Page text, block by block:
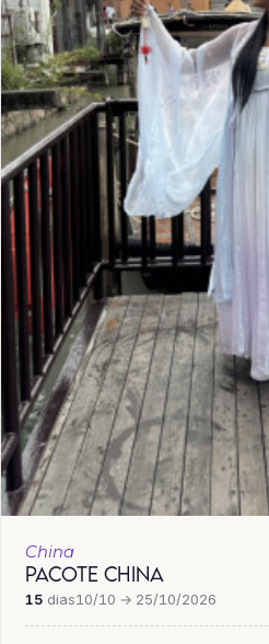
China
PACOTE CHINA
15 dias10/10 → 25/10/2026